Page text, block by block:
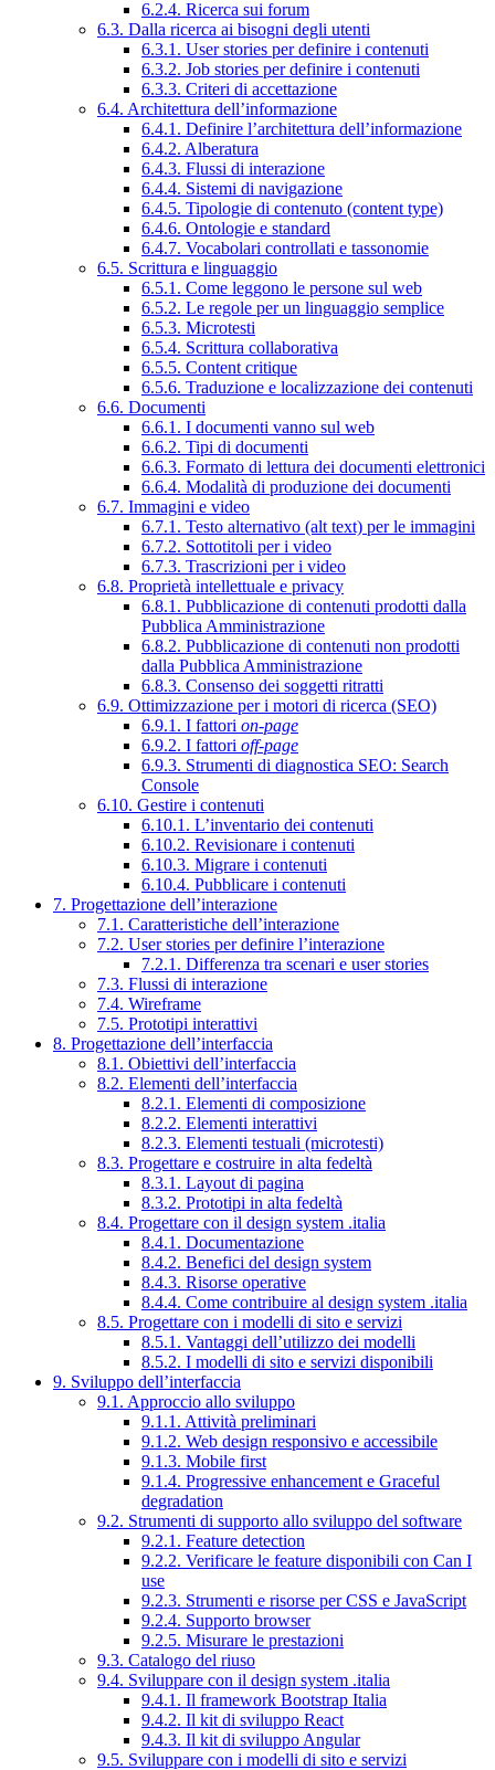
6.2.4. Ricerca sui forum
6.3. Dalla ricerca ai bisogni degli utenti
6.3.1. User stories per definire i contenuti
6.3.2. Job stories per definire i contenuti
6.3.3. Criteri di accettazione
6.4. Architettura dell’informazione
6.4.1. Definire l’architettura dell’informazione
6.4.2. Alberatura
6.4.3. Flussi di interazione
6.4.4. Sistemi di navigazione
6.4.5. Tipologie di contenuto (content type)
6.4.6. Ontologie e standard
6.4.7. Vocabolari controllati e tassonomie
6.5. Scrittura e linguaggio
6.5.1. Come leggono le persone sul web
6.5.2. Le regole per un linguaggio semplice
6.5.3. Microtesti
6.5.4. Scrittura collaborativa
6.5.5. Content critique
6.5.6. Traduzione e localizzazione dei contenuti
6.6. Documenti
6.6.1. I documenti vanno sul web
6.6.2. Tipi di documenti
6.6.3. Formato di lettura dei documenti elettronici
6.6.4. Modalità di produzione dei documenti
6.7. Immagini e video
6.7.1. Testo alternativo (alt text) per le immagini
6.7.2. Sottotitoli per i video
6.7.3. Trascrizioni per i video
6.8. Proprietà intellettuale e privacy
6.8.1. Pubblicazione di contenuti prodotti dalla
Pubblica Amministrazione
6.8.2. Pubblicazione di contenuti non prodotti
dalla Pubblica Amministrazione
6.8.3. Consenso dei soggetti ritratti
6.9. Ottimizzazione per i motori di ricerca (SEO)
6.9.1. I fattori on-page
6.9.2. I fattori off-page
6.9.3. Strumenti di diagnostica SEO: Search
Console
6.10. Gestire i contenuti
6.10.1. L’inventario dei contenuti
6.10.2. Revisionare i contenuti
6.10.3. Migrare i contenuti
6.10.4. Pubblicare i contenuti
7. Progettazione dell’interazione
7.1. Caratteristiche dell’interazione
7.2. User stories per definire l’interazione
7.2.1. Differenza tra scenari e user stories
7.3. Flussi di interazione
7.4. Wireframe
7.5. Prototipi interattivi
8. Progettazione dell’interfaccia
8.1. Obiettivi dell’interfaccia
8.2. Elementi dell’interfaccia
8.2.1. Elementi di composizione
8.2.2. Elementi interattivi
8.2.3. Elementi testuali (microtesti)
8.3. Progettare e costruire in alta fedeltà
8.3.1. Layout di pagina
8.3.2. Prototipi in alta fedeltà
8.4. Progettare con il design system .italia
8.4.1. Documentazione
8.4.2. Benefici del design system
8.4.3. Risorse operative
8.4.4. Come contribuire al design system .italia
8.5. Progettare con i modelli di sito e servizi
8.5.1. Vantaggi dell’utilizzo dei modelli
8.5.2. I modelli di sito e servizi disponibili
9. Sviluppo dell’interfaccia
9.1. Approccio allo sviluppo
9.1.1. Attività preliminari
9.1.2. Web design responsivo e accessibile
9.1.3. Mobile first
9.1.4. Progressive enhancement e Graceful
degradation
9.2. Strumenti di supporto allo sviluppo del software
9.2.1. Feature detection
9.2.2. Verificare le feature disponibili con Can I
use
9.2.3. Strumenti e risorse per CSS e JavaScript
9.2.4. Supporto browser
9.2.5. Misurare le prestazioni
9.3. Catalogo del riuso
9.4. Sviluppare con il design system .italia
9.4.1. Il framework Bootstrap Italia
9.4.2. Il kit di sviluppo React
9.4.3. Il kit di sviluppo Angular
9.5. Sviluppare con i modelli di sito e servizi